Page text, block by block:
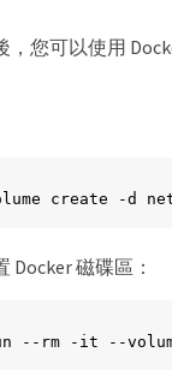
，您可以使用
create -d
Docker 磁碟區：
--rm -it --